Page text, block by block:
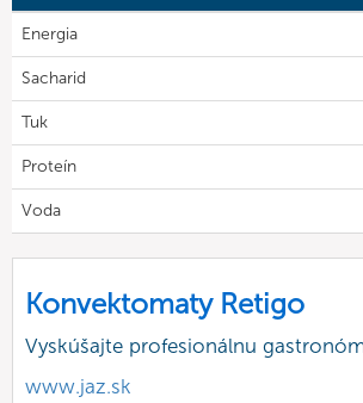
Energia
Sacharid
Tuk
Proteín
Voda
Konvektomaty Retigo
Vyskúšajte profesionálnu
www.jaz.sk